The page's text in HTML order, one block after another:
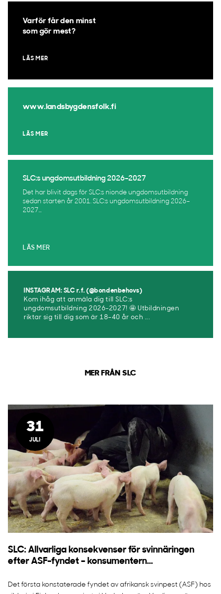
Varför får den minst
som gör mest?
LÄS MER
www.landsbygdensfolk.fi
LÄS MER
SLC:s ungdomsutbildning 2026–2027
Det har blivit dags för SLC:s nionde ungdomsutbildning
sedan starten år 2001. SLC:s ungdomsutbildning 2026–
2027...
LÄS MER
INSTAGRAM: SLC r.f. (@bondenbehovs)
Kom ihåg att anmäla dig till SLC:s
ungdomsutbildning 2026-2027! 🤩 Utbildningen
riktar sig till dig som är 18–40 år och ...
MER FRÅN SLC
31
JULI
SLC: Allvarliga konsekvenser för svinnäringen
efter ASF-fyndet – konsumentern...
Det första konstaterade fyndet av afrikansk svinpest (ASF) hos